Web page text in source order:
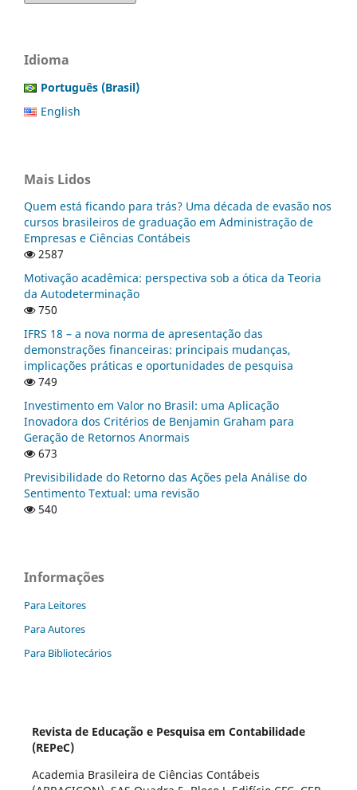
Idioma
Português (Brasil)
English
Mais Lidos
Quem está ficando para trás? Uma década de evasão nos
cursos brasileiros de graduação em Administração de
Empresas e Ciências Contábeis
2587
Motivação acadêmica: perspectiva sob a ótica da Teoria
da Autodeterminação
750
IFRS 18 – a nova norma de apresentação das
demonstrações financeiras: principais mudanças,
implicações práticas e oportunidades de pesquisa
749
Investimento em Valor no Brasil: uma Aplicação
Inovadora dos Critérios de Benjamin Graham para
Geração de Retornos Anormais
673
Previsibilidade do Retorno das Ações pela Análise do
Sentimento Textual: uma revisão
540
Informações
Para Leitores
Para Autores
Para Bibliotecários
Revista de Educação e Pesquisa em Contabilidade
(REPeC)
Academia Brasileira de Ciências Contábeis